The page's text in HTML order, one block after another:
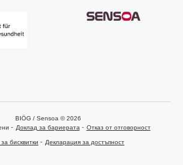
BIÖG / Sensoa © 2026
Доклад за бариерата Отказ от отговорност
бисквитки Декларация за достъпност